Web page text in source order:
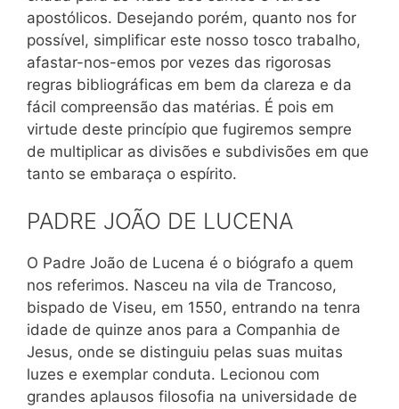
apostólicos. Desejando porém, quanto nos for
possível, simplificar este nosso tosco trabalho,
afastar-nos-emos por vezes das rigorosas
regras bibliográficas em bem da clareza e da
fácil compreensão das matérias. É pois em
virtude deste princípio que fugiremos sempre
de multiplicar as divisões e subdivisões em que
tanto se embaraça o espírito.
PADRE JOÃO DE LUCENA
O Padre João de Lucena é o biógrafo a quem
nos referimos. Nasceu na vila de Trancoso,
bispado de Viseu, em 1550, entrando na tenra
idade de quinze anos para a Companhia de
Jesus, onde se distinguiu pelas suas muitas
luzes e exemplar conduta. Lecionou com
grandes aplausos filosofia na universidade de